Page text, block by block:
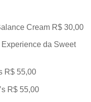
Cream R$ 30,00
da Sweet
R$ 55,00
R$ 55,00